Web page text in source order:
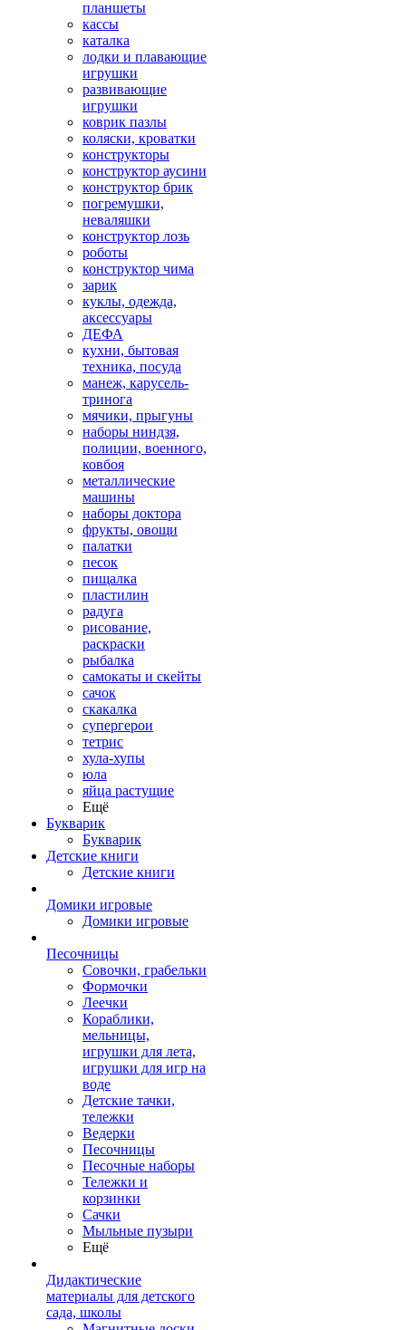
планшеты
кассы
каталка
лодки и плавающие
игрушки
развивающие
игрушки
коврик пазлы
коляски, кроватки
конструкторы
конструктор аусини
конструктор брик
погремушки,
неваляшки
конструктор лозь
роботы
конструктор чима
зарик
куклы, одежда,
аксессуары
ДЕФА
кухни, бытовая
техника, посуда
манеж, карусель-
тринога
мячики, прыгуны
наборы ниндзя,
полиции, военного,
ковбоя
металлические
машины
наборы доктора
фрукты, овощи
палатки
песок
пищалка
пластилин
радуга
рисование,
раскраски
рыбалка
самокаты и скейты
сачок
скакалка
супергерои
тетрис
хула-хупы
юла
яйца растущие
Ещё
Букварик
Букварик
Детские книги
Детские книги
Домики игровые
Домики игровые
Песочницы
Совочки, грабельки
Формочки
Леечки
Кораблики,
мельницы,
игрушки для лета,
игрушки для игр на
воде
Детские тачки,
тележки
Ведерки
Песочницы
Песочные наборы
Тележки и
корзинки
Сачки
Мыльные пузыри
Ещё
Дидактические
материалы для детского
сада, школы